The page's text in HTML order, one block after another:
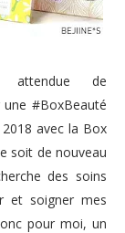
de
#BoxBeauté
avec la Box
soit de nouveau
des soins
et soigner mes
pour moi, un